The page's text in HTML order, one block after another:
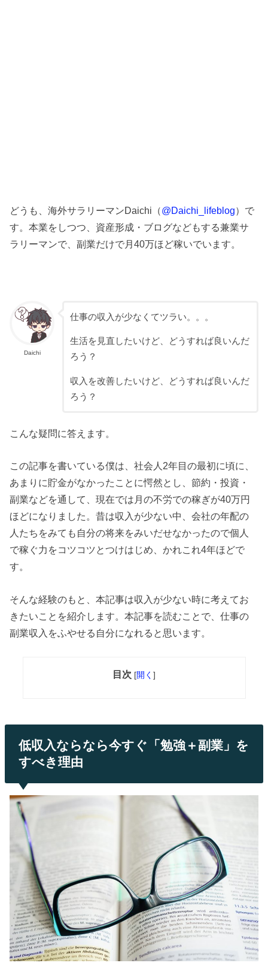
どうも、海外サラリーマンDaichi（@Daichi_lifeblog）で
す。本業をしつつ、資産形成・ブログなどもする兼業サ
ラリーマンで、副業だけで月40万ほど稼いでいます。
Daichi
仕事の収入が少なくてツラい。。。
生活を見直したいけど、どうすれば良いんだ
ろう？
収入を改善したいけど、どうすれば良いんだ
ろう？
こんな疑問に答えます。
この記事を書いている僕は、社会人2年目の最初に頃に、
あまりに貯金がなかったことに愕然とし、節約・投資・
副業などを通して、現在では月の不労での稼ぎが40万円
ほどになりました。昔は収入が少ない中、会社の年配の
人たちをみても自分の将来をみいだせなかったので個人
で稼ぐ力をコツコツとつけはじめ、かれこれ4年ほどで
す。
そんな経験のもと、本記事は収入が少ない時に考えてお
きたいことを紹介します。本記事を読むことで、仕事の
副業収入をふやせる自分になれると思います。
目次 [開く ]
低収入ならなら今すぐ「勉強＋副業」を
すべき理由